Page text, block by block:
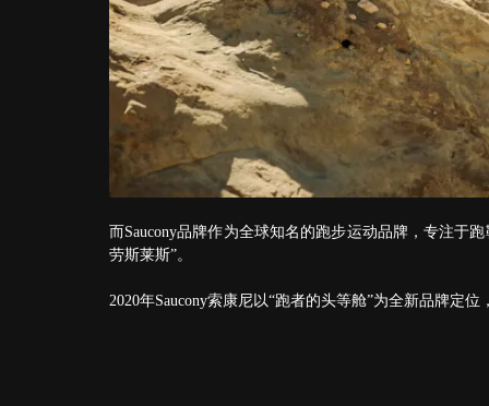
而Saucony品牌作为全球知名的跑步运动品牌，专注于
劳斯莱斯”。
2020年Saucony索康尼以“跑者的头等舱”为全新品牌定